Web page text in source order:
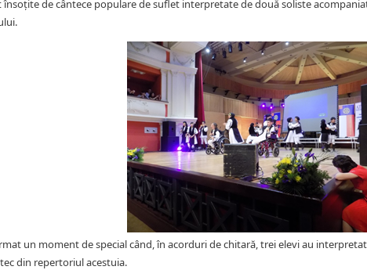
însoțite de cântece populare de suflet interpretate de două soliste
un moment de special când, în acorduri de chitară, trei elevi au
din repertoriul acestuia.